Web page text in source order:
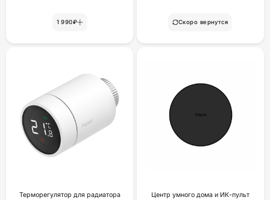
1 990₽ Скоро вернутся
Терморегулятор для радиатора
Центр умного дома и ИК-пульт